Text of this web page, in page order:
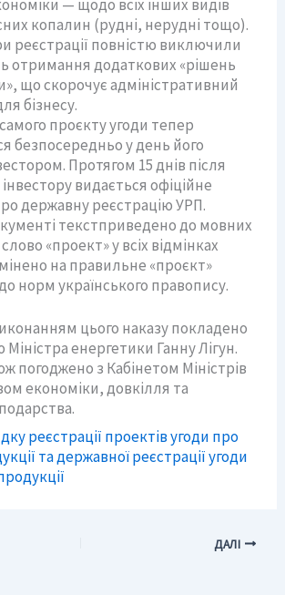
— щодо всіх інших видів
копалин (рудні, нерудні тощо).
реєстрації повністю виключили
отримання додаткових «рішень
що скорочує адміністративний
бізнесу.
проєкту угоди тепер
безпосередньо у день його
Протягом 15 днів після
видається офіційне
державну реєстрацію УРП.
текстприведено до мовних
«проект» у всіх відмінках
на правильне «проєкт»
норм українського правопису.
цього наказу покладено
енергетики Ганну Лігун.
погоджено з Кабінетом Міністрів
економіки, довкілля та
реєстрації проектів угоди про
та державної реєстрації угоди
ДАЛІ